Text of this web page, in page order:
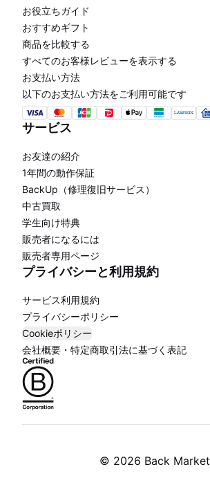
お役立ちガイド
おすすめギフト
商品を比較する
すべてのお客様レビューを表示する
お支払い方法
以下のお支払い方法をご利用可能です
サービス
お友達の紹介
1年間の動作保証
BackUp（修理復旧サービス）
中古買取
学生向け特典
販売者になるには
販売者専用ページ
プライバシーと利用規約
サービス利用規約
プライバシーポリシー
Cookieポリシー
会社概要・特定商取引法に基づく表記
© 2026 Back Market